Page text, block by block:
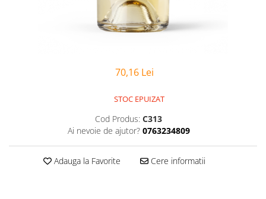
70,16 Lei
STOC EPUIZAT
Cod Produs: C313
Ai nevoie de ajutor? 0763234809
Adauga la Favorite Cere informatii